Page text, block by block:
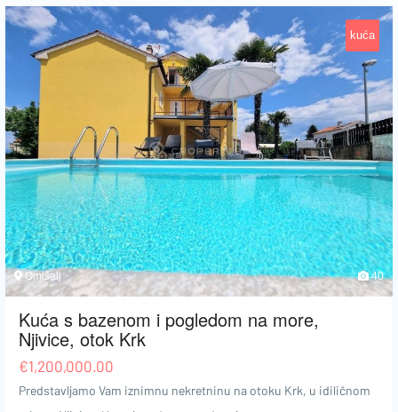
kuća
Omišalj 40
Kuća s bazenom i pogledom na more,
Njivice, otok Krk
€1,200,000.00
Predstavljamo Vam iznimnu nekretninu na otoku Krk, u idiličnom